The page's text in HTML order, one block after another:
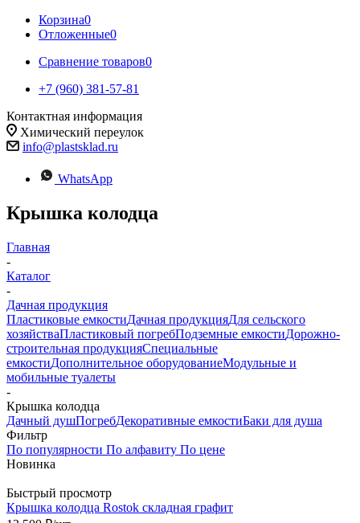
Корзина0
Отложенные0
Сравнение товаров0
+7 (960) 381-57-81
Контактная информация
Химический переулок
info@plastsklad.ru
WhatsApp
Крышка колодца
Главная
-
Каталог
-
Дачная продукция
Пластиковые емкостиДачная продукцияДля сельского
хозяйстваПластиковый погребПодземные емкостиДорожно-
строительная продукцияСпециальные
емкостиДополнительное оборудованиеМодульные и
мобильные туалеты
-
Крышка колодца
Дачный душПогребДекоративные емкостиБаки для душа
Фильтр
По популярности По алфавиту По цене
Новинка
Быстрый просмотр
Крышка колодца Rostok складная графит